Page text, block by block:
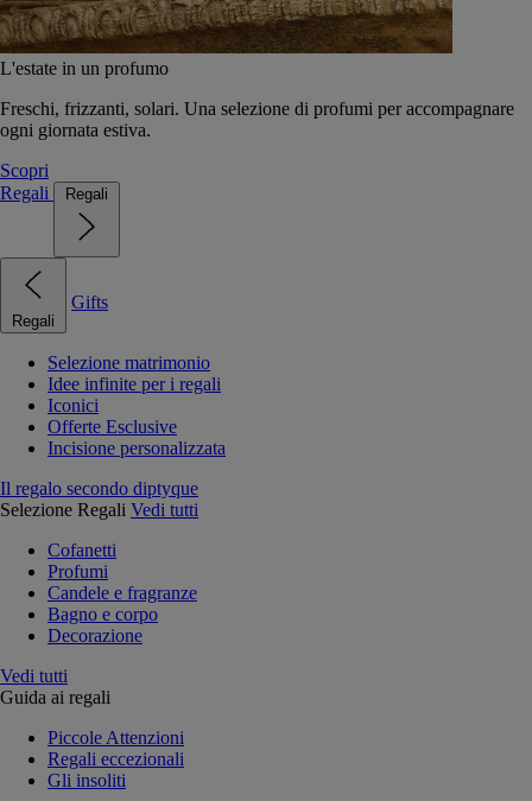
L'estate in un profumo
Freschi, frizzanti, solari. Una selezione di profumi per accompagnare
ogni giornata estiva.
Scopri
Regali
Regali
Regali
Gifts
Selezione matrimonio
Idee infinite per i regali
Iconici
Offerte Esclusive
Incisione personalizzata
Il regalo secondo diptyque
Selezione Regali Vedi tutti
Cofanetti
Profumi
Candele e fragranze
Bagno e corpo
Decorazione
Vedi tutti
Guida ai regali
Piccole Attenzioni
Regali eccezionali
Gli insoliti